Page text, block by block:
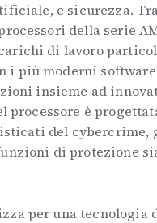
e sicurezza.
della serie
di lavoro
i più moderni
insieme ad
è
del cybercrime,
di protezione
per una tecnologia